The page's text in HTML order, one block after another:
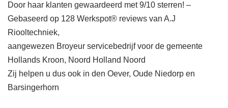
Door haar klanten gewaardeerd met 9/10 sterren! –
Gebaseerd op 128 Werkspot® reviews van A.J
Riooltechniek,
aangewezen Broyeur servicebedrijf voor de gemeente
Hollands Kroon, Noord Holland Noord
Zij helpen u dus ook in den Oever, Oude Niedorp en
Barsingerhorn